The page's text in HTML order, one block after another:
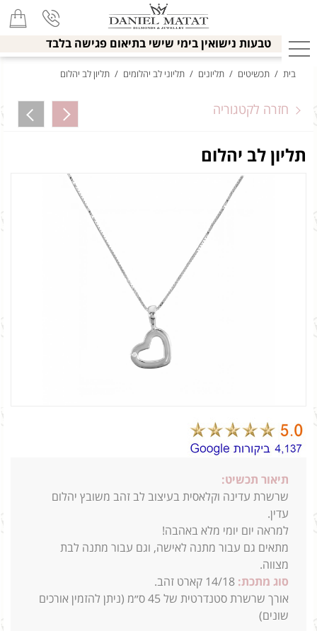
טבעות נישואין בימי שישי בתיאום פגישה בלבד
בית / תכשיטים / תליונים / תליוני לב יהלומים / תליון לב יהלום
חזרה לקטגוריה
תליון לב יהלום
תיאור תכשיט:
שרשרת עדינה וקלאסית בעיצוב לב זהב משובץ יהלום
עדין.
למראה יום יומי מלא באהבה!
מתאים גם עבור מתנה לאישה, וגם עבור מתנה לבת
מצווה.
סוג מתכת: 14/18 קארט זהב.
א
ורך שרשרת סטנדרטית של 45 ס״מ (ניתן להזמין אורכים
שונים)